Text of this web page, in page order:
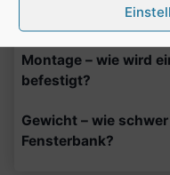
Naturstein-
Montage – wie wird
befestigt?
Gewicht – wie
Fensterbank?